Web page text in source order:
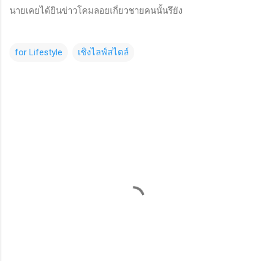
นายเคยได้ยินข่าวโคมลอยเกี่ยวชายคนนั้นรึยัง
for Lifestyle เชิงไลฟ์สไตล์